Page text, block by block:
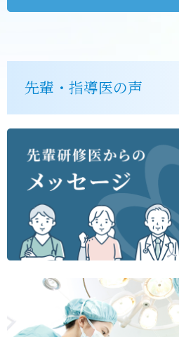
先輩・指導医の声